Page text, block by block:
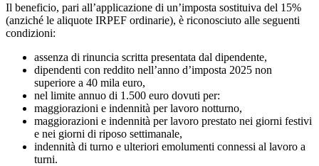
Il beneficio, pari all’applicazione di un’imposta sostituiva del 15%
(anziché le aliquote IRPEF ordinarie), è riconosciuto alle seguenti
condizioni:
assenza di rinuncia scritta presentata dal dipendente,
dipendenti con reddito nell’anno d’imposta 2025 non
superiore a 40 mila euro,
nel limite annuo di 1.500 euro dovuti per:
maggiorazioni e indennità per lavoro notturno,
maggiorazioni e indennità per lavoro prestato nei giorni festivi
e nei giorni di riposo settimanale,
indennità di turno e ulteriori emolumenti connessi al lavoro a
turni.